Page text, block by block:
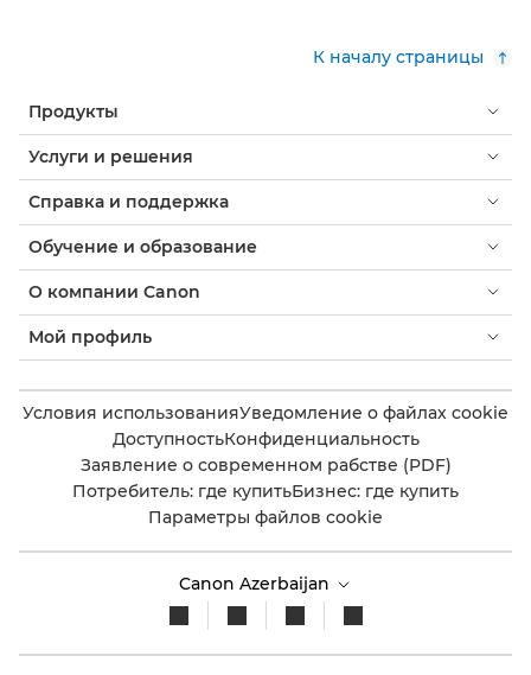
К началу страницы
Продукты
Услуги и решения
Справка и поддержка
Обучение и образование
О компании Canon
Мой профиль
Условия использованияУведомление о файлах cookie
ДоступностьКонфиденциальность
Заявление о современном рабстве (PDF)
Потребитель: где купитьБизнес: где купить
Параметры файлов cookie
Canon Azerbaijan